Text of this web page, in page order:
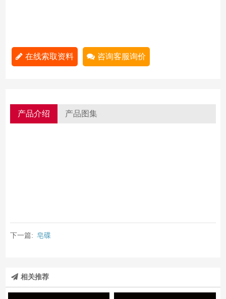
在线索取资料 咨询客服询价
产品介绍 产品图集
下一篇: 皂碟
相关推荐